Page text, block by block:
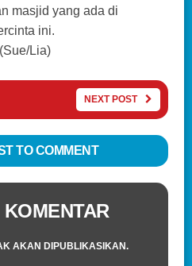
masjid yang ada di
ini.
Lia)
NEXT POST
TO COMMENT
AKAN DIPUBLIKASIKAN.